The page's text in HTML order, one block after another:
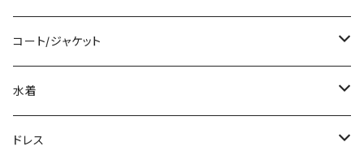
袖付き
ノースリーブ
その他
シャツ/ブラウス
ベアトップ/チューブトップ
カーディガン/ボレロ
クロップド丈
ロング丈
デニム
ミニ/ショート
ミディアム/ミモレ
ロング
コート/ジャケット
コート
ジャケット
水着
タンキニ
ドレス